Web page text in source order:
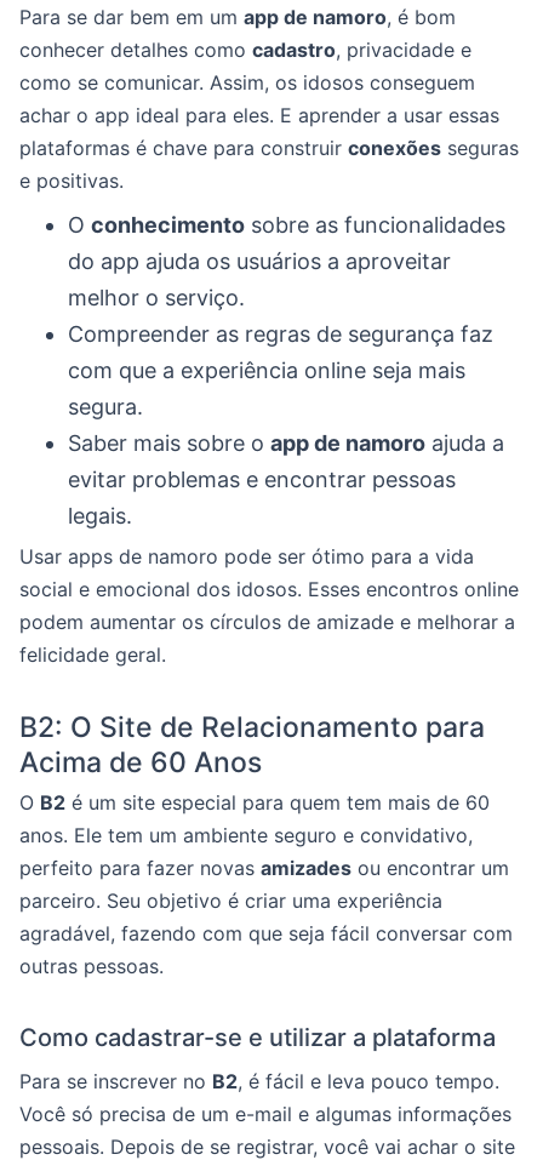
Para se dar bem em um app de namoro, é bom
conhecer detalhes como cadastro, privacidade e
como se comunicar. Assim, os idosos conseguem
achar o app ideal para eles. E aprender a usar essas
plataformas é chave para construir conexões seguras
e positivas.
O conhecimento sobre as funcionalidades
do app ajuda os usuários a aproveitar
melhor o serviço.
Compreender as regras de segurança faz
com que a experiência online seja mais
segura.
Saber mais sobre o app de namoro ajuda a
evitar problemas e encontrar pessoas
legais.
Usar apps de namoro pode ser ótimo para a vida
social e emocional dos idosos. Esses encontros online
podem aumentar os círculos de amizade e melhorar a
felicidade geral.
B2: O Site de Relacionamento para
Acima de 60 Anos
O B2 é um site especial para quem tem mais de 60
anos. Ele tem um ambiente seguro e convidativo,
perfeito para fazer novas amizades ou encontrar um
parceiro. Seu objetivo é criar uma experiência
agradável, fazendo com que seja fácil conversar com
outras pessoas.
Como cadastrar-se e utilizar a plataforma
Para se inscrever no B2, é fácil e leva pouco tempo.
Você só precisa de um e-mail e algumas informações
pessoais. Depois de se registrar, você vai achar o site